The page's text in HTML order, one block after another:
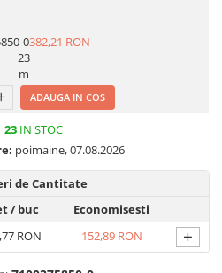
0382,21 RON
23
m
ADAUGA IN COS
23IN STOC
poimaine, 07.08.2026
de Cantitate
/ buc
Economisesti
RON 152,89 RON +